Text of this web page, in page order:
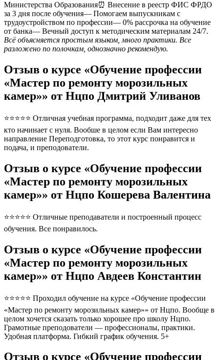
Министерства Образования⏰ Внесение в реестр ФИС ФРДО
за 3 дня после обучения— Помогаем выпускникам с
трудоустройством по профессии— 0% рассрочка на обучение
от банка— Вечный доступ к методическим материалам 24/7.
Всё объясняется простым языком, много практики. Все
разложено по полочкам, однозначно рекомендую.
Отзыв о курсе «Обучение профессии
«Мастер по ремонту морозильных
камер»» от Нцпо Дмитрий Уливанов
⭐⭐⭐⭐⭐ Отличная учебная программа, подходит даже для тех
кто начинает с нуля. Вообше в целом если Вам интересно
направление Переподготовка, то этот курс понравится и
подача, и преподователи.
Отзыв о курсе «Обучение профессии
«Мастер по ремонту морозильных
камер»» от Нцпо Кошерева Валентина
⭐⭐⭐⭐⭐ Отличные преподаватели и построенный процесс
обучения. Все понравилось.
Отзыв о курсе «Обучение профессии
«Мастер по ремонту морозильных
камер»» от Нцпо Авдеев Константин
⭐⭐⭐⭐⭐ Проходил обучение на курсе «Обучение профессии
«Мастер по ремонту морозильных камер»» от Нцпо. Вообще в
целом хочется сказать только хорошее про школу Нцпо.
Грамотные преподователи — профессионалы, практики.
Удобная платформа. Гибкий график обучения. 5+
Отзыв о курсе «Обучение профессии